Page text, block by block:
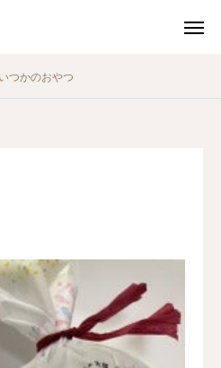
いつかのおやつ